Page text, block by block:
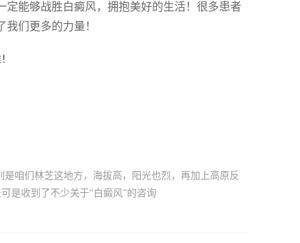
能够战胜白癜风，拥抱美好的生活！很多患者
们更多的力量！
咱们林芝这地方，海拔高，阳光也烈，再加上高原反
是收到了不少关于“白癜风”的咨询